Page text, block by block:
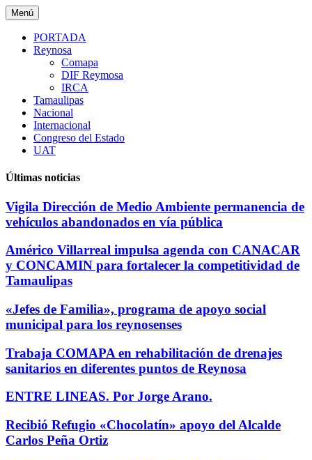
Saltar
al
contenido
Menú
PORTADA
Reynosa
Comapa
DIF Reymosa
IRCA
Tamaulipas
Nacional
Internacional
Congreso del Estado
UAT
Últimas noticias
Vigila Dirección de Medio Ambiente permanencia de
vehículos abandonados en vía pública
Américo Villarreal impulsa agenda con CANACAR
y CONCAMIN para fortalecer la competitividad de
Tamaulipas
«Jefes de Familia», programa de apoyo social
municipal para los reynosenses
Trabaja COMAPA en rehabilitación de drenajes
sanitarios en diferentes puntos de Reynosa
ENTRE LINEAS. Por Jorge Arano.
Recibió Refugio «Chocolatín» apoyo del Alcalde
Carlos Peña Ortiz